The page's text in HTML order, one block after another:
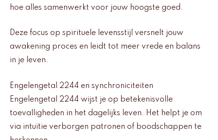
hoe alles samenwerkt voor jouw hoogste goed.
Deze focus op spirituele levensstijl versnelt jouw
awakening proces en leidt tot meer vrede en balans
in je leven.
Engelengetal 2244 en synchroniciteiten
Engelengetal 2244 wijst je op betekenisvolle
toevalligheden in het dagelijks leven. Het helpt je om
via intuïtie verborgen patronen of boodschappen te